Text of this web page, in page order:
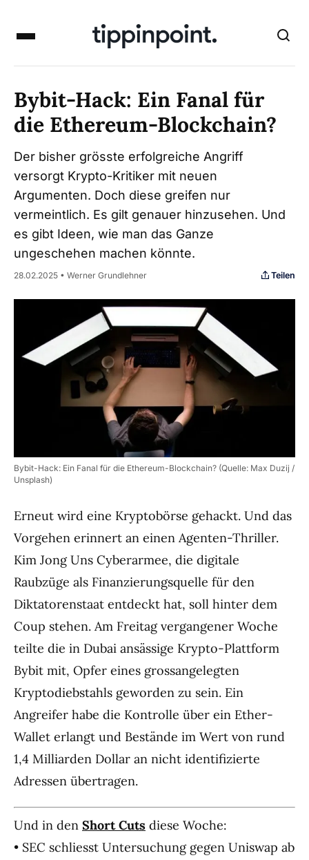
Bybit-Hack: Ein Fanal für
die Ethereum-Blockchain?
Der bisher grösste erfolgreiche Angriff
versorgt Krypto-Kritiker mit neuen
Argumenten. Doch diese greifen nur
vermeintlich. Es gilt genauer hinzusehen. Und
es gibt Ideen, wie man das Ganze
ungeschehen machen könnte.
28.02.2025 • Werner Grundlehner Teilen
Bybit-Hack: Ein Fanal für die Ethereum-Blockchain? (Quelle: Max Duzij /
Unsplash)
Erneut wird eine Kryptobörse gehackt. Und das
Vorgehen erinnert an einen Agenten-Thriller.
Kim Jong Uns Cyberarmee, die digitale
Raubzüge als Finanzierungsquelle für den
Diktatorenstaat entdeckt hat, soll hinter dem
Coup stehen. Am Freitag vergangener Woche
teilte die in Dubai ansässige Krypto-Plattform
Bybit mit, Opfer eines grossangelegten
Kryptodiebstahls geworden zu sein. Ein
Angreifer habe die Kontrolle über ein Ether-
Wallet erlangt und Bestände im Wert von rund
1,4 Milliarden Dollar an nicht identifizierte
Adressen übertragen.
Und in den Short Cuts diese Woche:
• SEC schliesst Untersuchung gegen Uniswap ab